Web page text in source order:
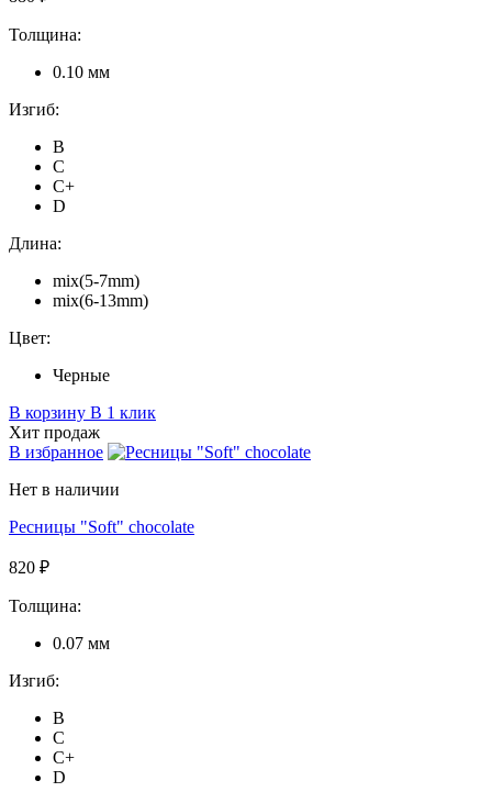
Толщина:
0.10 мм
Изгиб:
B
C
C+
D
Длина:
mix(5-7mm)
mix(6-13mm)
Цвет:
Черные
В корзину В 1 клик
Хит продаж
В избранное
Нет в наличии
Ресницы "Soft" chocolate
820 ₽
Толщина:
0.07 мм
Изгиб:
B
C
C+
D